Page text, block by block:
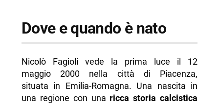
-- Scopri di più da Napolike.it
Dove e quando è nato
Nicolò Fagioli vede la prima luce il 12
maggio 2000 nella città di Piacenza,
situata in Emilia-Romagna. Una nascita in
una regione con una ricca storia calcistica